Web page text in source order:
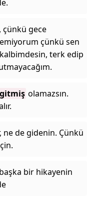
çünkü gece
çünkü sen
terk edip
gitmiş olamazsın.
ne de gidenin. Çünkü
başka bir hikayenin